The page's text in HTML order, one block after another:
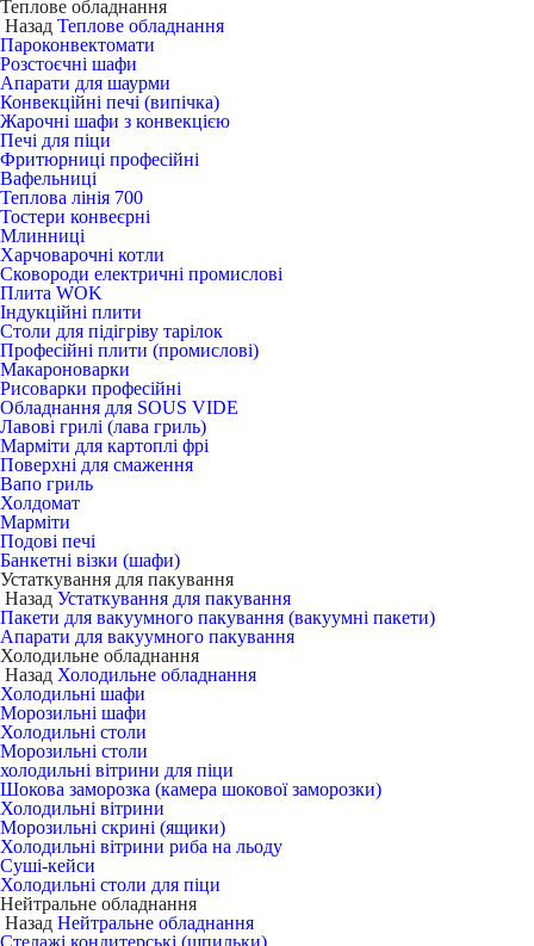
Теплове обладнання
Назад Теплове обладнання
Пароконвектомати
Розстоєчні шафи
Апарати для шаурми
Конвекційні печі (випічка)
Жарочні шафи з конвекцією
Печі для піци
Фритюрниці професійні
Вафельниці
Теплова лінія 700
Тостери конвеєрні
Млинниці
Харчоварочні котли
Сковороди електричні промислові
Плита WOK
Індукційні плити
Столи для підігріву тарілок
Професійні плити (промислові)
Макароноварки
Рисоварки професійні
Обладнання для SOUS VIDE
Лавові грилі (лава гриль)
Марміти для картоплі фрі
Поверхні для смаження
Вапо гриль
Холдомат
Марміти
Подові печі
Банкетні візки (шафи)
Устаткування для пакування
Назад Устаткування для пакування
Пакети для вакуумного пакування (вакуумні пакети)
Апарати для вакуумного пакування
Холодильне обладнання
Назад Холодильне обладнання
Холодильні шафи
Морозильні шафи
Холодильні столи
Морозильні столи
холодильні вітрини для піци
Шокова заморозка (камера шокової заморозки)
Холодильні вітрини
Морозильні скрині (ящики)
Холодильні вітрини риба на льоду
Суші-кейси
Холодильні столи для піци
Нейтральне обладнання
Назад Нейтральне обладнання
Стелажі кондитерські (шпильки)